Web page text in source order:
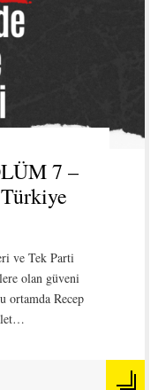
7 –
ve Tek Parti
olan güveni
ortamda Recep